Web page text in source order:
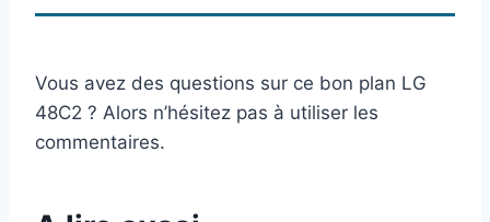
Vous avez des questions sur ce bon plan LG
48C2 ? Alors n’hésitez pas à utiliser les
commentaires.